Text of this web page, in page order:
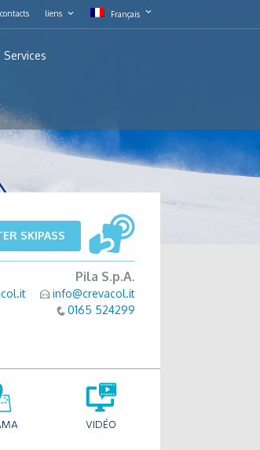
contacts liens Français
Services
SKIPASS
Pila S.p.A.
info@crevacol.it
0165 524299
VIDÉO